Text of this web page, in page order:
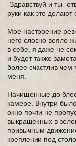
-Здравствуй и ты-
руки как это делают
Мое настроение
него словно веяло
в себе, я даже не
и будет также
более счастлив чем
меня.
Начищенные до
камере. Внутри
окно почти не
выкрашенных в
привычным
креплении под